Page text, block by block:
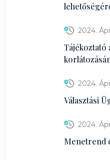
2024.
Tájékoztató
2024.
Választási
2024.
Menetrend